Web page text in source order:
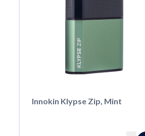
Innokin Klypse Zip, Mint